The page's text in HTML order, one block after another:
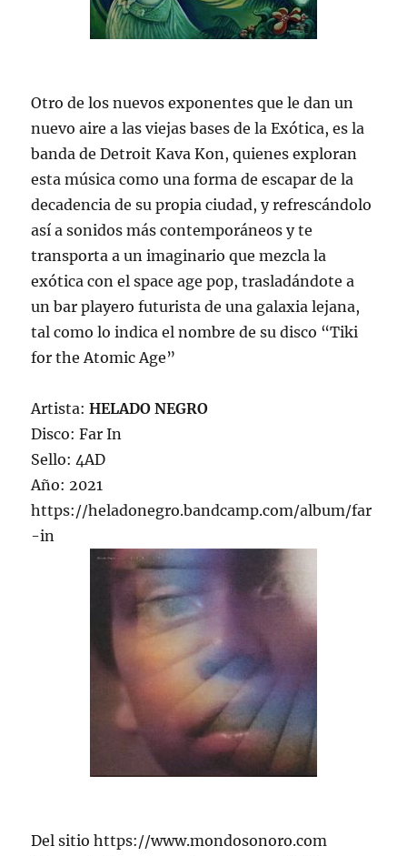
Otro de los nuevos exponentes que le dan un
nuevo aire a las viejas bases de la Exótica, es la
banda de Detroit Kava Kon, quienes exploran
esta música como una forma de escapar de la
decadencia de su propia ciudad, y refrescándolo
así a sonidos más contemporáneos y te
transporta a un imaginario que mezcla la
exótica con el space age pop, trasladándote a
un bar playero futurista de una galaxia lejana,
tal como lo indica el nombre de su disco “Tiki
for the Atomic Age”
Artista:HELADO NEGRO
Disco: Far In
Sello: 4AD
Año: 2021
https://heladonegro.bandcamp.com/album/far
-in
Del sitio https://www.mondosonoro.com